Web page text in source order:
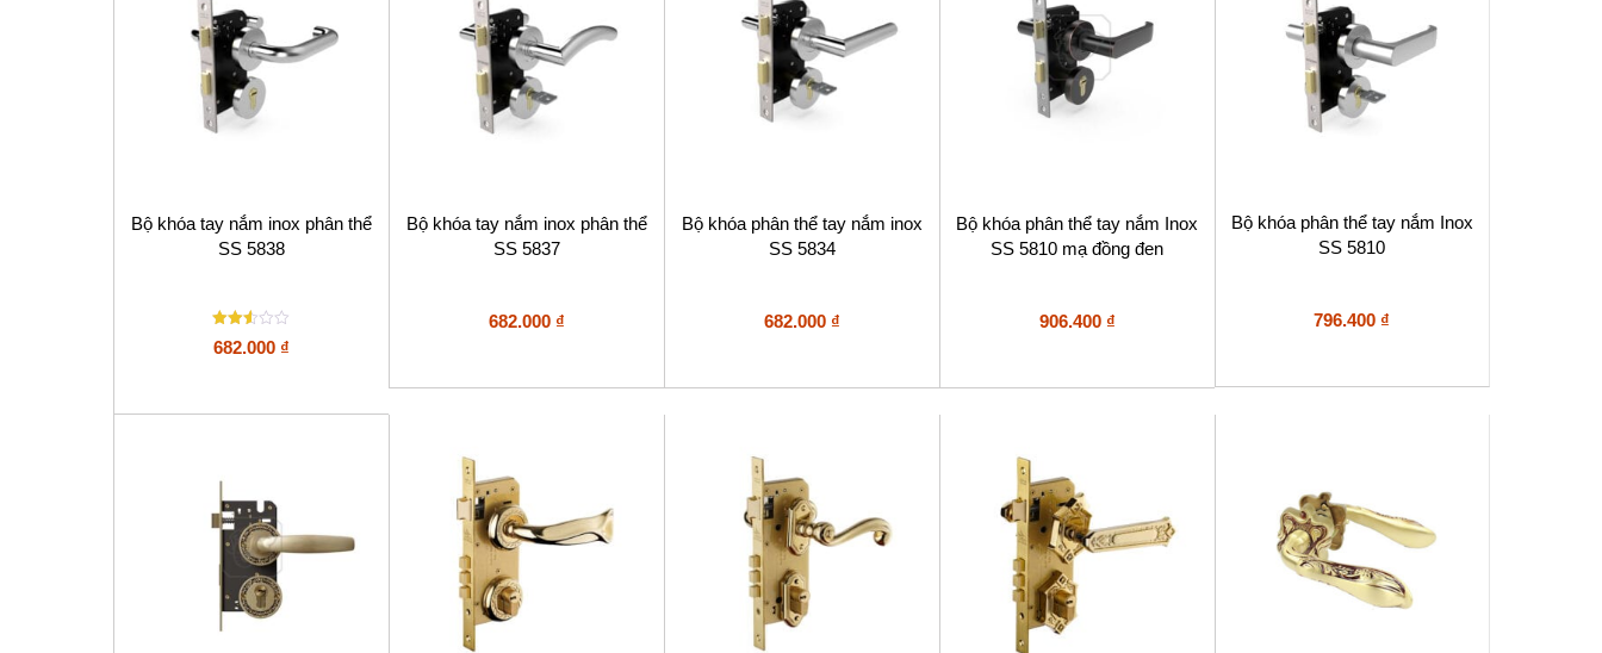
Bộ khóa tay nắm inox phân thể
SS 5838
Được
xếp
682.000 ₫
Bộ khóa tay nắm inox phân thể
SS 5837
682.000 ₫
Bộ khóa phân thể tay nắm inox
SS 5834
682.000 ₫
Bộ khóa phân thể tay nắm Inox
SS 5810 mạ đồng đen
906.400 ₫
Bộ khóa phân thể tay nắm Inox
SS 5810
796.400 ₫